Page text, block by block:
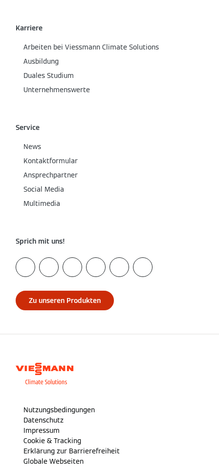
Karriere
Arbeiten bei Viessmann Climate Solutions
Ausbildung
Duales Studium
Unternehmenswerte
Service
News
Kontaktformular
Ansprechpartner
Social Media
Multimedia
Sprich mit uns!
Zu unseren Produkten
Nutzungsbedingungen
Datenschutz
Impressum
Cookie & Tracking
Erklärung zur Barrierefreiheit
Globale Webseiten